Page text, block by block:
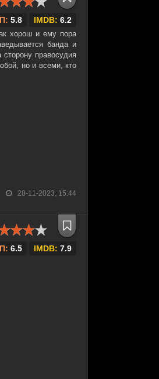
5.8 IMDB: 6.2
28-11-2023, 15:44
хорош и ему пора
банда и
сторону правосудия
но и всеми, кто
6.5 IMDB: 7.9